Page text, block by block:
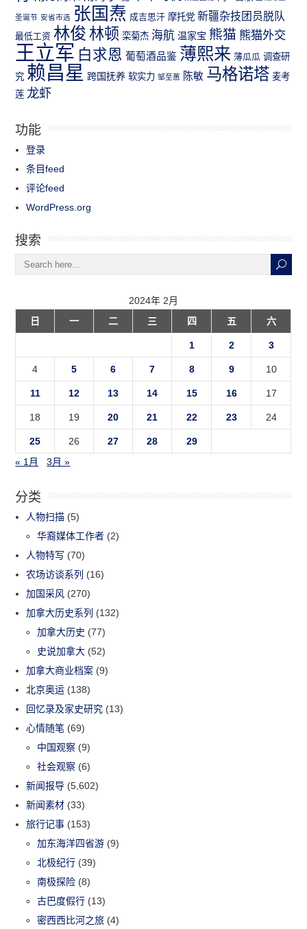
圣诞节 安省市选 张国焘 成吉思汗 摩托党 新疆杂技团员脱队
最低工资 林俊 林顿 栾菊杰 海航 温家宝 熊猫 熊猫外交
王立军 白求恩 葡萄酒品鉴 薄熙来 薄瓜瓜 调查研
究 赖昌星 跨国抚养 软实力 邹至蕙 陈敏 马格诺塔 麦考
莲 龙虾
功能
登录
条目feed
评论feed
WordPress.org
搜索
2024年 2月
日
一 二 三 四 五 六
1 2 3
4 5 6 7 8 9 10
11 12 13 14 15 16 17
18 19 20 21 22 23 24
25 26 27 28
29
« 1月
3月 »
分类
人物扫描 (5)
华裔媒体工作者 (2)
人物特写 (70)
农场访谈系列 (16)
加国采风 (270)
加拿大历史系列 (132)
加拿大历史 (77)
史说加拿大 (52)
加拿大商业档案 (9)
北京奥运 (138)
回忆录及家史研究 (13)
心情随笔 (69)
中国观察 (9)
社会观察 (6)
新闻报导 (5,602)
新闻素材 (33)
旅行记事 (153)
加东海洋四省游 (9)
北极纪行 (39)
南极探险 (8)
古巴度假行 (13)
密西西比河之旅 (4)